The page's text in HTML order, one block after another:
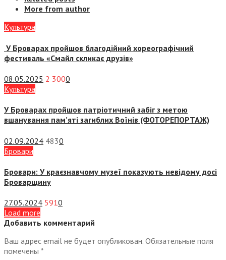
More from author
Культура
У Броварах пройшов благодійний хореографічний
фестиваль «Смайл скликає друзів»
08.05.2025 2 3000
Культура
У Броварах пройшов патріотичний забіг з метою
вшанування пам’яті загиблих Воїнів (ФОТОРЕПОРТАЖ)
02.09.2024 4830
Бровари
Бровари: У краєзнавчому музеї показують невідому досі
Броварщину
27.05.2024 5910
Load more
Добавить комментарий
Ваш адрес email не будет опубликован. Обязательные поля
помечены *